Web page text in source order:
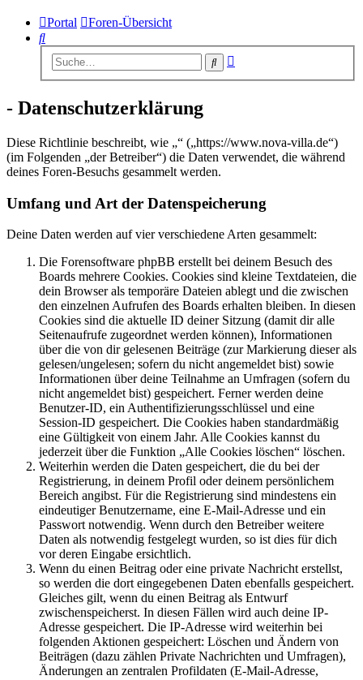
Portal
Foren-Übersicht
Suche
Suche
- Datenschutzerklärung
Diese Richtlinie beschreibt, wie „“ („https://www.nova-villa.de“)
(im Folgenden „der Betreiber“) die Daten verwendet, die während
deines Foren-Besuchs gesammelt werden.
Umfang und Art der Datenspeicherung
Deine Daten werden auf vier verschiedene Arten gesammelt:
Die Forensoftware phpBB erstellt bei deinem Besuch des
Boards mehrere Cookies. Cookies sind kleine Textdateien, die
dein Browser als temporäre Dateien ablegt und die zwischen
den einzelnen Aufrufen des Boards erhalten bleiben. In diesen
Cookies sind die aktuelle ID deiner Sitzung (damit dir alle
Seitenaufrufe zugeordnet werden können), Informationen
über die von dir gelesenen Beiträge (zur Markierung dieser als
gelesen/ungelesen; sofern du nicht angemeldet bist) sowie
Informationen über deine Teilnahme an Umfragen (sofern du
nicht angemeldet bist) gespeichert. Ferner werden deine
Benutzer-ID, ein Authentifizierungsschlüssel und eine
Session-ID gespeichert. Die Cookies haben standardmäßig
eine Gültigkeit von einem Jahr. Alle Cookies kannst du
jederzeit über die Funktion „Alle Cookies löschen“ löschen.
Weiterhin werden die Daten gespeichert, die du bei der
Registrierung, in deinem Profil oder deinem persönlichem
Bereich angibst. Für die Registrierung sind mindestens ein
eindeutiger Benutzername, eine E-Mail-Adresse und ein
Passwort notwendig. Wenn durch den Betreiber weitere
Daten als notwendig festgelegt wurden, so ist dies für dich
vor deren Eingabe ersichtlich.
Wenn du einen Beitrag oder eine private Nachricht erstellst,
so werden die dort eingegebenen Daten ebenfalls gespeichert.
Gleiches gilt, wenn du einen Beitrag als Entwurf
zwischenspeicherst. In diesen Fällen wird auch deine IP-
Adresse gespeichert. Die IP-Adresse wird weiterhin bei
folgenden Aktionen gespeichert: Löschen und Ändern von
Beiträgen (dazu zählen Private Nachrichten und Umfragen),
Änderungen an zentralen Profildaten (E-Mail-Adresse,